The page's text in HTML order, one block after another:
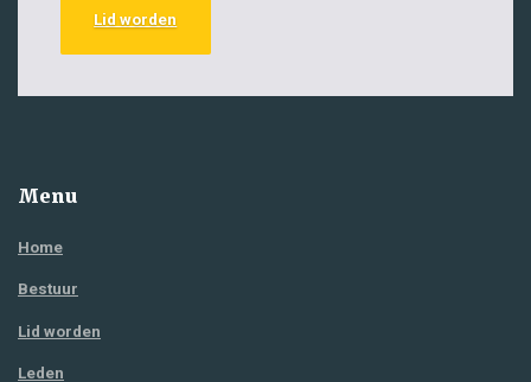
Lid worden
Menu
Home
Bestuur
Lid worden
Leden